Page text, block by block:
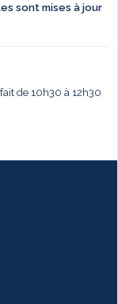
sont mises à jour
de 10h30 à 12h30